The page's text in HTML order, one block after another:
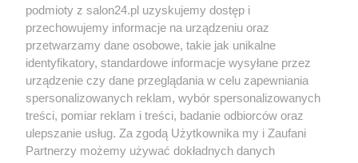
Społeczeństwo
Kultura
X Facebook Instagram Youtube
podmioty z salon24.pl uzyskujemy dostęp i
przechowujemy informacje na urządzeniu oraz
przetwarzamy dane osobowe, takie jak unikalne
identyfikatory, standardowe informacje wysyłane przez
urządzenie czy dane przeglądania w celu zapewniania
spersonalizowanych reklam, wybór spersonalizowanych
treści, pomiar reklam i treści, badanie odbiorców oraz
ulepszanie usług. Za zgodą Użytkownika my i Zaufani
Partnerzy możemy używać dokładnych danych